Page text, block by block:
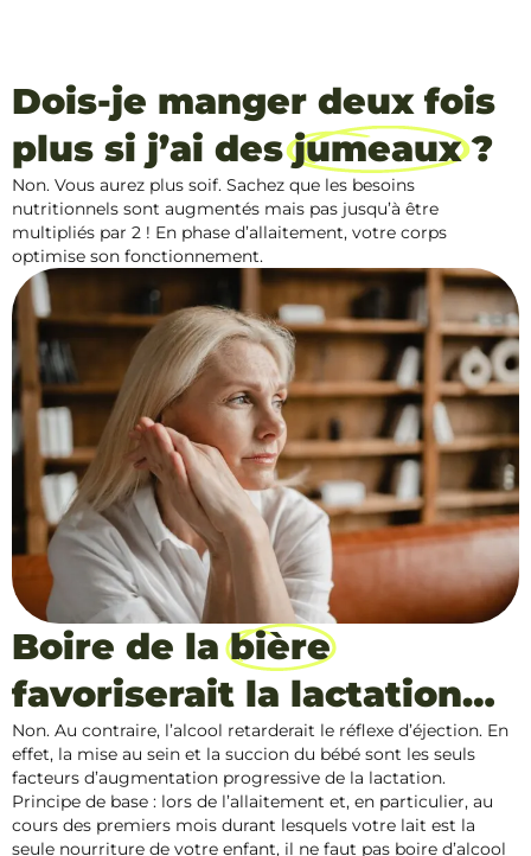
Dois-je manger deux fois
plus si j’ai desjumeaux?
Non. Vous aurez plus soif. Sachez que les besoins
nutritionnels sont augmentés mais pas jusqu’à être
multipliés par 2 ! En phase d’allaitement, votre corps
optimise son fonctionnement.
Boire de labière
favoriserait la lactation…
Non. Au contraire, l’alcool retarderait le réflexe d’éjection. En
effet, la mise au sein et la succion du bébé sont les seuls
facteurs d’augmentation progressive de la lactation.
Principe de base : lors de l’allaitement et, en particulier, au
cours des premiers mois durant lesquels votre lait est la
seule nourriture de votre enfant, il ne faut pas boire d’alcool